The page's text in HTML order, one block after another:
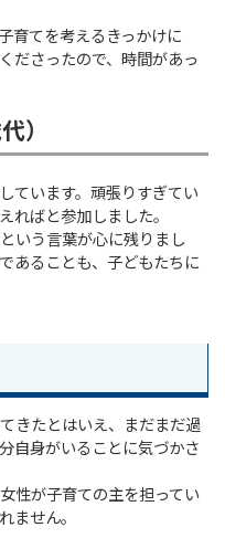
育てを考えるきっかけに
ださったので、時間があっ
）
ています。頑張りすぎてい
ればと参加しました。
いう言葉が心に残りまし
あることも、子どもたちに
きたとはいえ、まだまだ過
自身がいることに気づかさ
性が子育ての主を担ってい
ません。